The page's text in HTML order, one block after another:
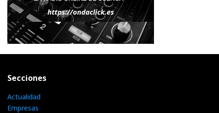
Secciones
Actualidad
Empresas